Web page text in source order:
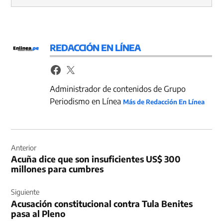
REDACCIÓN EN LÍNEA
Administrador de contenidos de Grupo
Periodismo en LíneaMás de Redacción En Línea
de
entradas
Anterior
Acuña dice que son insuficientes US$ 300
millones para cumbres
Siguiente
Acusación constitucional contra Tula Benites
pasa al Pleno